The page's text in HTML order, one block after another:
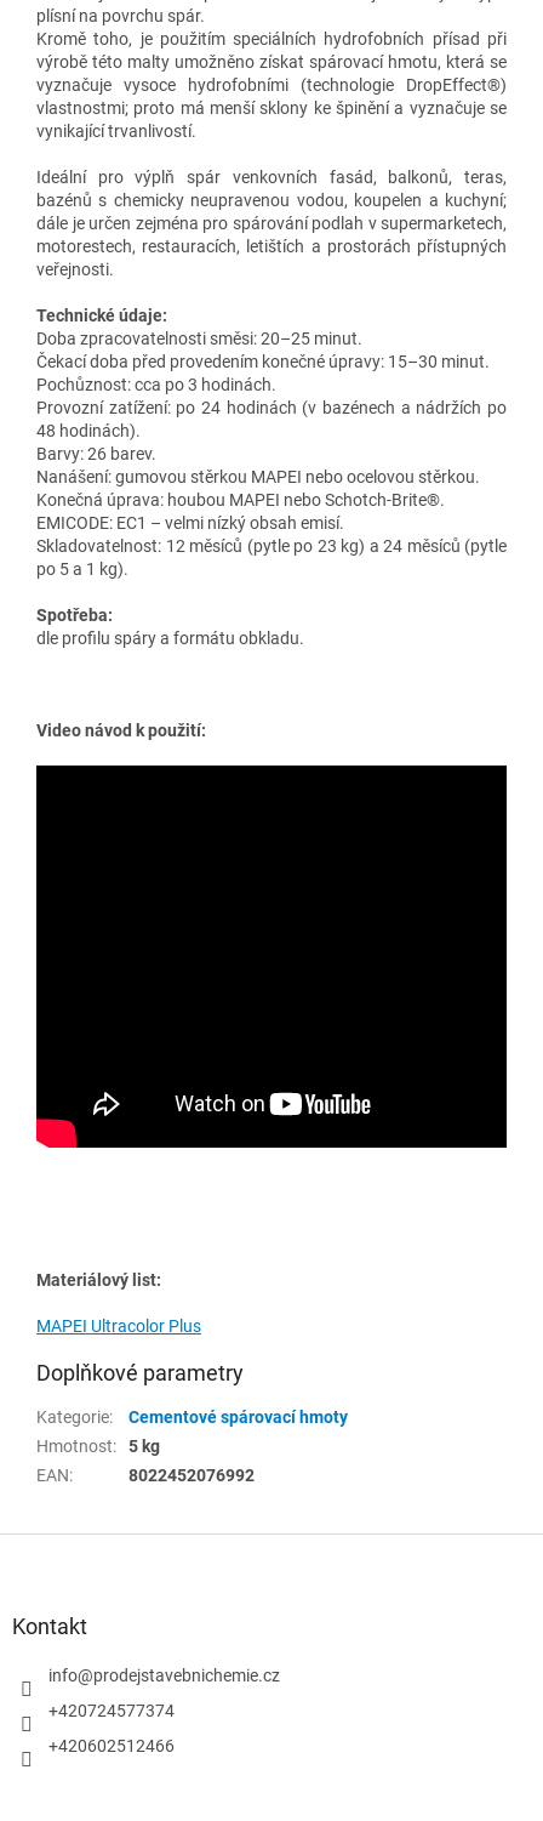
plísní na povrchu spár.
Kromě toho, je použitím speciálních hydrofobních přísad při
výrobě této malty umožněno získat spárovací hmotu, která se
vyznačuje vysoce hydrofobními (technologie DropEffect®)
vlastnostmi; proto má menší sklony ke špinění a vyznačuje se
vynikající trvanlivostí.
Ideální pro výplň spár venkovních fasád, balkonů, teras,
bazénů s chemicky neupravenou vodou, koupelen a kuchyní;
dále je určen zejména pro spárování podlah v supermarketech,
motorestech, restauracích, letištích a prostorách přístupných
veřejnosti.
Technické údaje:
Doba zpracovatelnosti směsi: 20–25 minut.
Čekací doba před provedením konečné úpravy: 15–30 minut.
Pochůznost: cca po 3 hodinách.
Provozní zatížení: po 24 hodinách (v bazénech a nádržích po
48 hodinách).
Barvy: 26 barev.
Nanášení: gumovou stěrkou MAPEI nebo ocelovou stěrkou.
Konečná úprava: houbou MAPEI nebo Schotch-Brite®.
EMICODE: EC1 – velmi nízký obsah emisí.
Skladovatelnost: 12 měsíců (pytle po 23 kg) a 24 měsíců (pytle
po 5 a 1 kg).
Spotřeba:
dle profilu spáry a formátu obkladu.
Video návod k použití:
Materiálový list:
MAPEI Ultracolor Plus
Doplňkové parametry
Kategorie:
Cementové spárovací hmoty
Hmotnost:
5 kg
EAN: 8022452076992
Kontakt
info@prodejstavebnichemie.cz
+420724577374
+420602512466